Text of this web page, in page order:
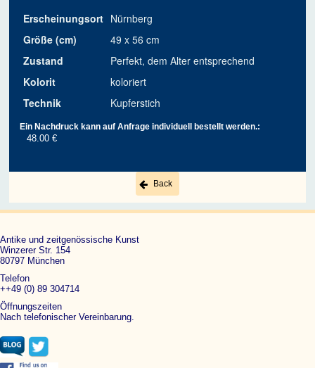
Erscheinungsort Nürnberg
Größe (cm)
49 x 56 cm
Zustand
Perfekt, dem Alter entsprechend
Kolorit
koloriert
Technik
Kupferstich
Ein Nachdruck kann auf Anfrage individuell bestellt werden.:
48.00 €
Back
Antike und zeitgenössische Kunst
Winzerer Str. 154
80797 München
Telefon
++49 (0) 89 304714
Öffnungszeiten
Nach telefonischer Vereinbarung.